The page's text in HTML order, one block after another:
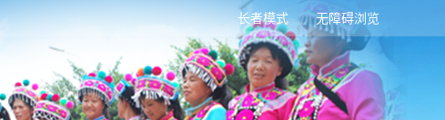
无障碍浏览
长者模式